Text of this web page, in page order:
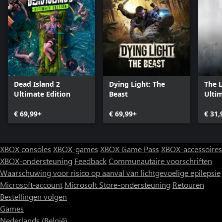
Overleven in Villedor is makkelijker met vrienden. Span samen
met 3 andere spelers en vergroot je kansen. Ontdek het verhaal
samen, ga Pilgrim Outpost-uitdagingen aan of ga los in de
Dead Island 2
Ultimate Edition
€ 69,99+
Dying Light: The
Beast
€ 69,99+
The
€
XBOX consoles XBOX-games XBOX Game Pass XBOX-accessoires
XBOX-ondersteuning FeedbackCommunautaire voorschriften
Waarschuwing voor risico op aanval van lichtgevoelige epilepsie
Microsoft-account Microsoft Store-ondersteuning Retouren
Bestellingen volgen
Games